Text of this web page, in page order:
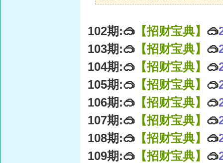
102期:🥽 【招财宝典】 🥽
103期:🥽 【招财宝典】 🥽
104期:🥽 【招财宝典】 🥽
105期:🥽 【招财宝典】 🥽
106期:🥽 【招财宝典】 🥽
107期:🥽 【招财宝典】 🥽
108期:🥽 【招财宝典】 🥽
109期:🥽 【招财宝典】 🥽